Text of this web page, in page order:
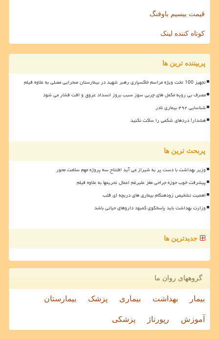
قیمت بیسیم باوفنگ
کوتاه کننده لینک
پربیننده ترین ها
تجهیز 100 تخت ویژه مراسم خاکسپاری رهبر شهید در بیمارستان صحرایی مصلی به علاوه فیلم
مصرف بی رویه مکمل های چربی سوز سبب بروز انسداد عروق و افت فشار می شود
شناسایی ۴۹۲ بیماری نادر
هشدار! دردهای شکمی را ساکت نکنید
پربحث ترین ها
وزیر بهداشت با دست پر به شیراز می آید افتتاح سه پروژه مهم سلامت محور
پیشرفت خوب حوزه جراحی مغز علیرغم اعمال تحریمها به علاوه فیلم
اهمیت تشخیص زودهنگام بیماری های دریچه ای قلب
وزارت بهداشت باید پاسخگوی کمبود داروهای حیاتی باشد
جدیدترین ها
گروههای روان ما
بیمار بهداشت بیماری پزشک بیمارستان
آموزش رپورتاژ پزشکی